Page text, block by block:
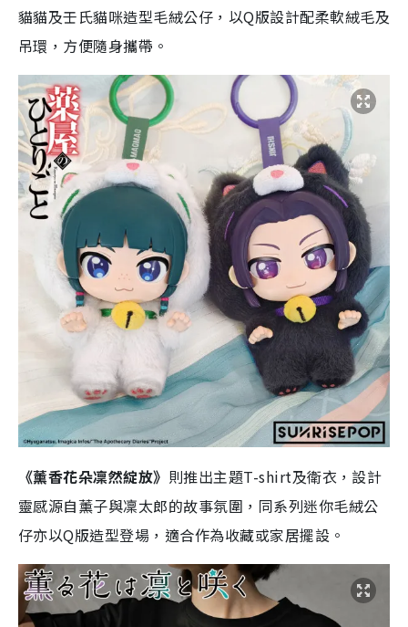
貓貓及壬氏貓咪造型毛絨公仔，以Q版設計配柔軟絨毛及
吊環，方便隨身攜帶。
《薰香花朵凜然綻放》 則推出主題T-shirt及衛衣，設計
靈感源自薰子與凜太郎的故事氛圍，同系列迷你毛絨公
仔亦以Q版造型登場，適合作為收藏或家居擺設。